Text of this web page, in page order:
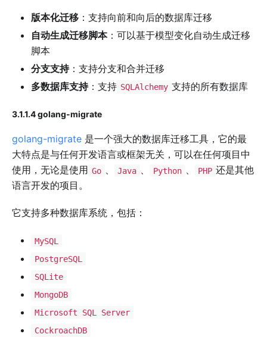
版本化迁移 ：支持向前和向后的数据库迁移
自动生成迁移脚本：可以基于模型变化自动生成迁移
脚本
分支支持：支持分支和合并迁移
多数据库支持：支持 SQLAlchemy 支持的所有数据库
3.1.1.4 golang-migrate
golang-migrate 是一个强大的数据库迁移工具，它的最
大特点是与任何开发语言或框架无关，可以在任何项目中
使用，无论是使用 Go 、 Java 、 Python 、 PHP 还是其他
语言开发的项目。
它支持多种数据库系统，包括：
MySQL
PostgreSQL
SQLite
MongoDB
Microsoft SQL Server
CockroachDB